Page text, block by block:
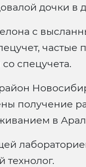
дочки в
с
частые
спецучета.
получение
в
технолог.